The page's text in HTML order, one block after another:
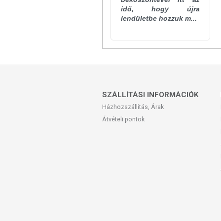
idő, hogy újra
lendületbe hozzuk m...
SZÁLLÍTÁSI INFORMÁCIÓK
Házhozszállítás, Árak
Átvételi pontok